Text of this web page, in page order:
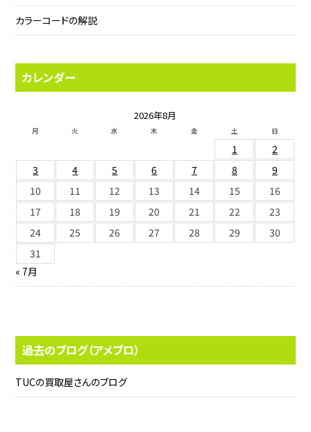
カラーコードの解説
カレンダー
2026年8月
月 火 水 木 金 土 日
1
2
3
4 5 6 7 8
9
10
11 12 13 14 15
16
17
18 19 20 21 22
23
24
25 26 27 28 29
30
31
« 7月
過去のブログ（アメブロ）
TUCの買取屋さんのブログ